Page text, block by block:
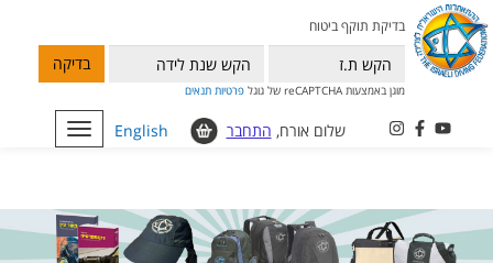
בדיקת תוקף ביטוח
בדיקה
מוגן באמצעות reCAPTCHA של גוגל פרטיות תנאים
Toggle
navigation
English שלום אורח, התחבר